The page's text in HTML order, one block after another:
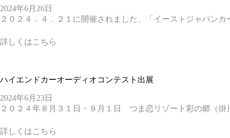
2024年6月26日
２０２４．４．２１に開催されました、「イーストジャパン
詳しくはこちら
ハイエンドカーオーディオコンテスト出展
2024年6月23日
２０２４年８月３１日・９月１日 つま恋リゾート彩の郷（
詳しくはこちら